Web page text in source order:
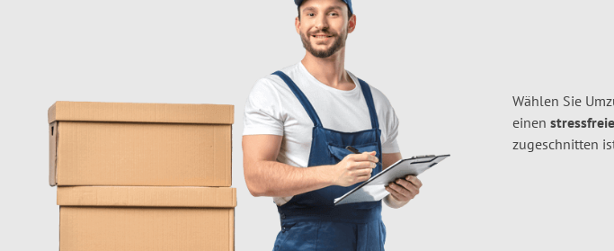
Wählen Sie
einen
zugeschnitten